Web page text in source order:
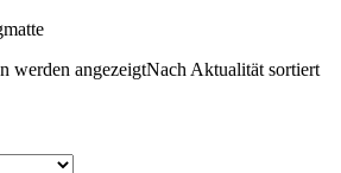
werden angezeigtNach Aktualität sortiert